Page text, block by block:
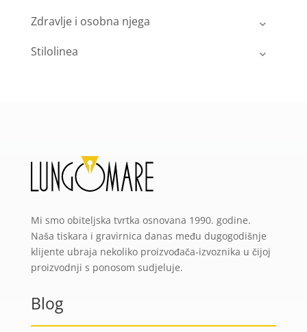
Zdravlje i osobna njega
Stilolinea
Mi smo obiteljska tvrtka osnovana 1990. godine.
Naša tiskara i gravirnica danas među dugogodišnje
klijente ubraja nekoliko proizvođača-izvoznika u čijoj
proizvodnji s ponosom sudjeluje.
Blog